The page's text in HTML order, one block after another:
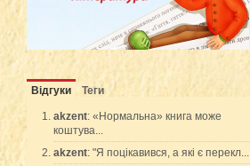
Відгуки Теги
akzent: «Нормальна» книга може
коштува...
akzent: "Я поцікавився, а які є перекл...